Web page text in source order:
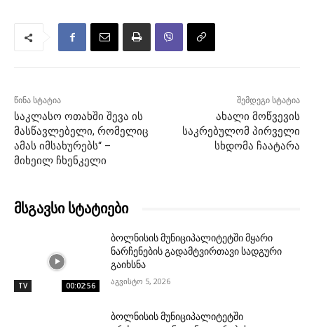
წინა სტატია
საკლასო ოთახში შევა ის
მასწავლებელი, რომელიც
ამას იმსახურებს“ –
მიხეილ ჩხენკელი
შემდეგი სტატია
ახალი მოწვევის
საკრებულომ პირველი
სხდომა ჩაატარა
მსგავსი სტატიები
TV 00:02:56
ბოლნისის მუნიციპალიტეტში მყარი
ნარჩენების გადამტვირთავი სადგური
გაიხსნა
აგვისტო 5, 2026
ბოლნისის მუნიციპალიტეტში